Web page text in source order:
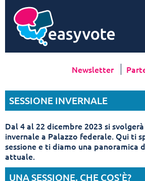
Newsletter
SESSIONE INVERNALE
Dal 4 al 22 dicembre 2023 si
invernale a Palazzo federale. Qui ti
sessione e ti diamo una panoramica
attuale.
UNA SESSIONE, CHE COS'È?